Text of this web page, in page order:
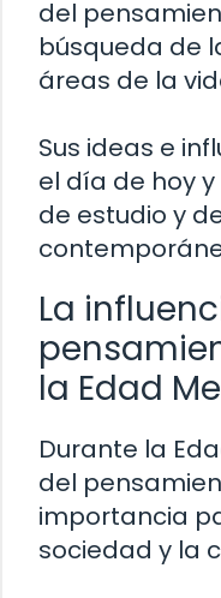
del
búsqueda de
áreas de la
Sus ideas e
el día de hoy
de estudio y
La
la Edad
Durante la
del
importancia
sociedad y la